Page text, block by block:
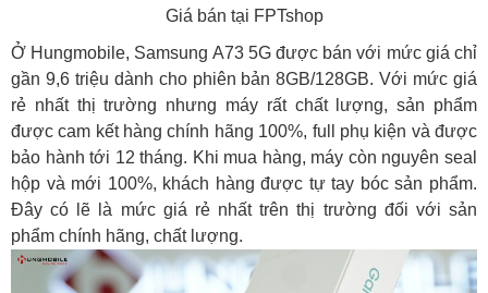
Giá bán tại FPTshop
Ở Hungmobile, Samsung A73 5G được bán với mức giá chỉ
gần 9,6 triệu dành cho phiên bản 8GB/128GB. Với mức giá
rẻ nhất thị trường nhưng máy rất chất lượng, sản phẩm
được cam kết hàng chính hãng 100%, full phụ kiện và được
bảo hành tới 12 tháng. Khi mua hàng, máy còn nguyên seal
hộp và mới 100%, khách hàng được tự tay bóc sản phẩm.
Đây có lẽ là mức giá rẻ nhất trên thị trường đối với sản
phẩm chính hãng, chất lượng.